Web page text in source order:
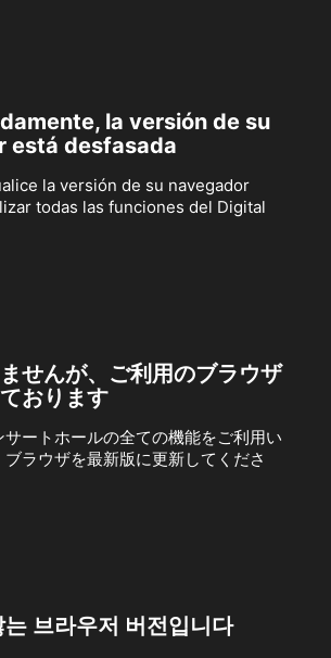
la versión de su
está desfasada
la versión de su navegador
todas las funciones del Digital
せんが、ご利用のブラウザ
おります
サートホールの全ての機能をご利用い
ラウザを最新版に更新してくださ
브라우저 버전입니다